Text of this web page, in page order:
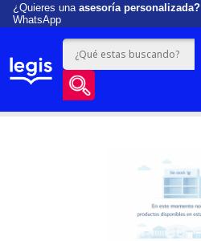
¿Quieres una asesoría personalizada?
WhatsApp